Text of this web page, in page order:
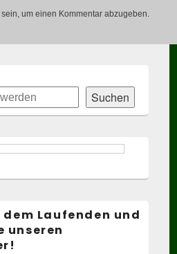
sein, um einen Kommentar abzugeben.
Suchen
dem Laufenden und
unseren